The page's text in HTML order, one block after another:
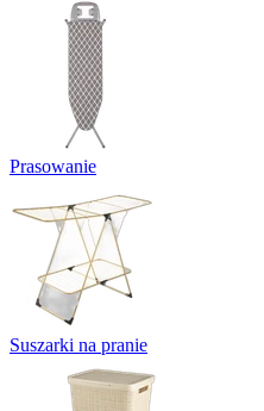
Prasowanie
Suszarki na pranie